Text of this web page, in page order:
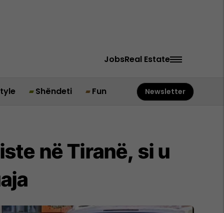
JobsReal Estate
Shëndeti Fun Newsletter
në Tiranë, si u